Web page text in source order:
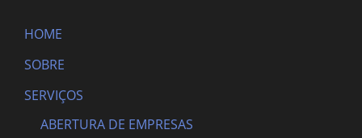
HOME
SOBRE
SERVIÇOS
ABERTURA DE EMPRESAS